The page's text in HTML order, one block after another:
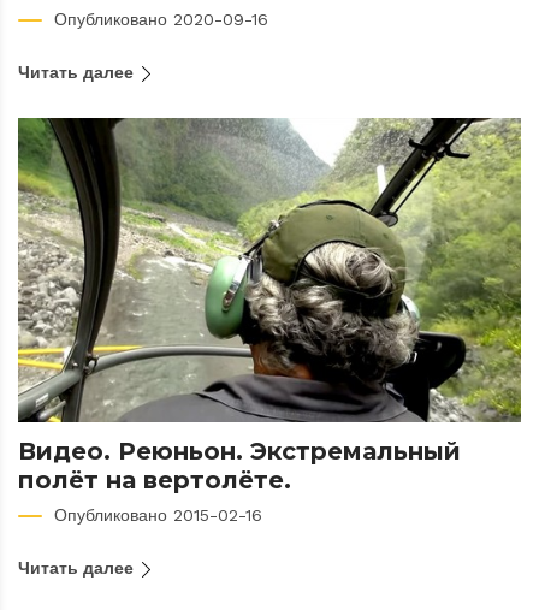
Опубликовано 2020-09-16
Читать далее
Видео. Реюньон. Экстремальный
полёт на вертолёте.
Опубликовано 2015-02-16
Читать далее